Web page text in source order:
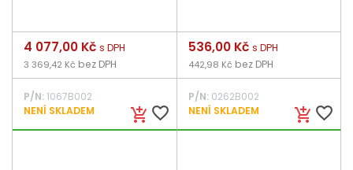
add_shopping_cart favorite_border
Cena
4 077,00 Kč s DPH
3 369,42 Kč bez DPH
P/N: 1067B002
NENÍ SKLADEM
add_shopping_cart favorite_border
Cena
536,00 Kč s DPH
442,98 Kč bez DPH
P/N:0262B002
NENÍ SKLADEM